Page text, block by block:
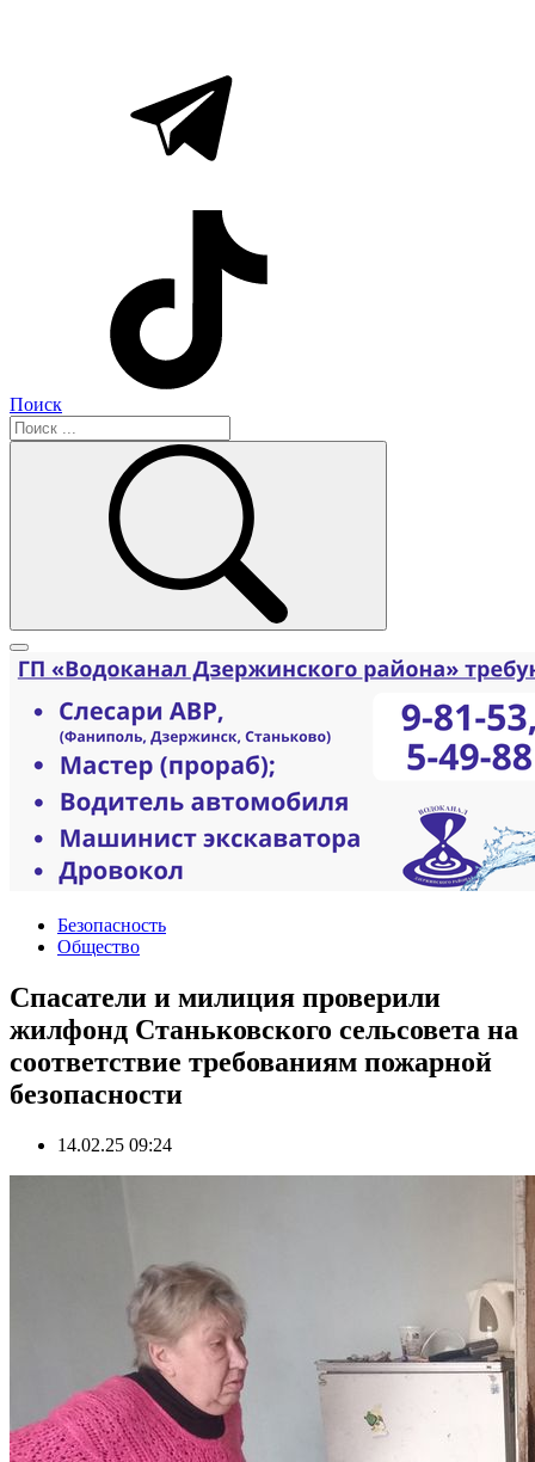
Поиск
Безопасность
Общество
Спасатели и милиция проверили
жилфонд Станьковского сельсовета на
соответствие требованиям пожарной
безопасности
14.02.25 09:24